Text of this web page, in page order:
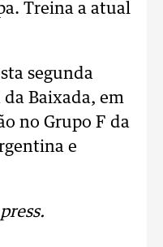
Treina a atual
segunda
da Baixada, em
no Grupo F da
e